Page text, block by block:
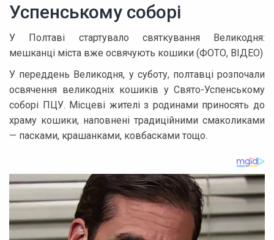
Успенському соборі
У Полтаві стартувало святкування Великодня:
мешканці міста вже освячують кошики (ФОТО, ВІДЕО)
У переддень Великодня, у суботу, полтавці розпочали
освячення великодніх кошиків у Свято-Успенському
соборі ПЦУ. Місцеві жителі з родинами приносять до
храму кошики, наповнені традиційними смаколиками
— пасками, крашанками, ковбасками тощо.